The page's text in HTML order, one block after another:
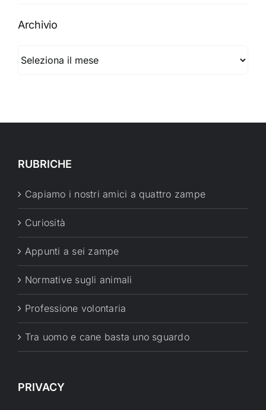
Archivio
RUBRICHE
Capiamo i nostri amici a quattro zampe
Curiosità
Appunti a sei zampe
Normative sugli animali
Professione volontaria
Tra uomo e cane basta uno sguardo
PRIVACY